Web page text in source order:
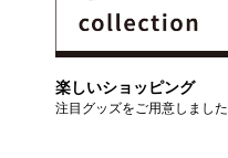
楽しいショッピング
注目グッズをご用意しました